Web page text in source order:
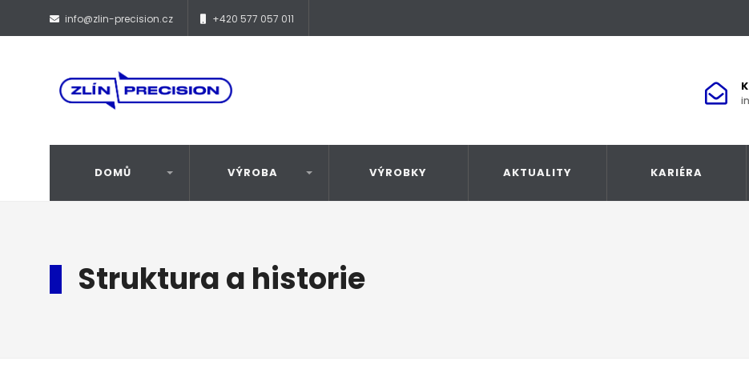
info@zlin-precision.cz +420 577 057 011
DOMŮ VÝROBA VÝROBKY AKTUALITY KARIÉRA
Struktura a historie